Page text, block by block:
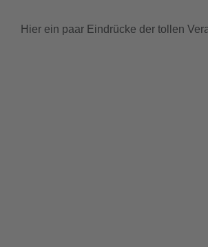
Hier ein paar Eindrücke der tollen